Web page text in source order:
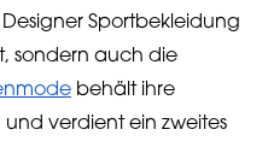
Sportbekleidung
sondern auch die
behält ihre
verdient ein zweites